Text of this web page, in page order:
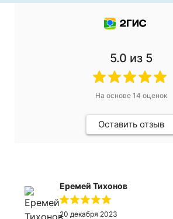
5.0 из 5
На основе 14 оценок
Оставить отзыв
Еремей Тихонов
20 декабря 2023